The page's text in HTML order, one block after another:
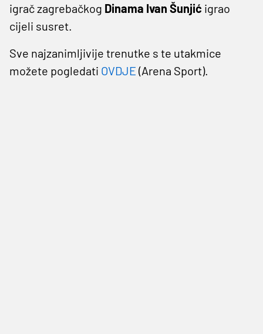
igrač zagrebačkog Dinama Ivan Šunjić igrao
cijeli susret.
Sve najzanimljivije trenutke s te utakmice
možete pogledati OVDJE (Arena Sport).